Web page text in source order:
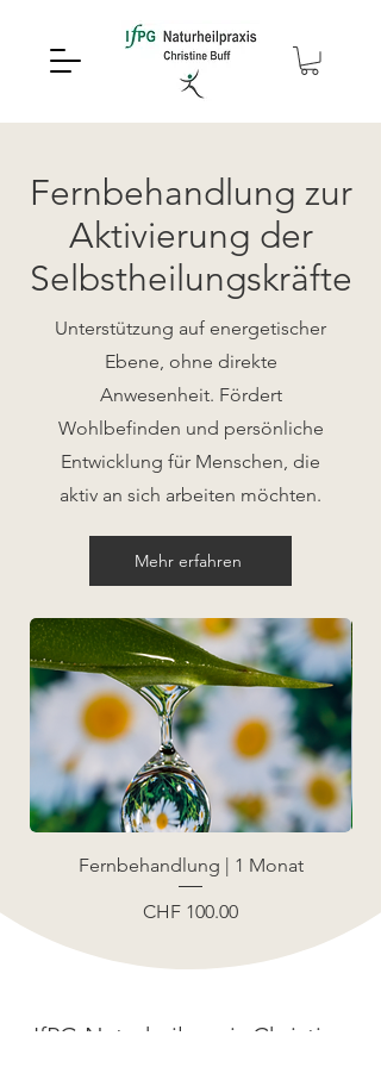
Fernbehandlung zur
Aktivierung der
Selbstheilungskräfte
Unterstützung auf energetischer
Ebene, ohne direkte
Anwesenheit. Fördert
Wohlbefinden und persönliche
Entwicklung für Menschen, die
aktiv an sich arbeiten möchten.
Mehr erfahren
Fernbehandlung | 1 Monat
Preis
CHF 100.00
IfPG Naturheilpraxis Christine